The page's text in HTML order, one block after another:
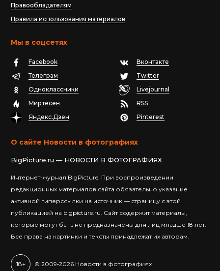
Правообладателям
Правила использования материалов
Мы в соцсетях
Facebook
Вконтакте
Телеграм
Twitter
Одноклассники
Livejournal
Миртесен
RSS
Яндекс.Дзен
Pinterest
О сайте Новости в фотографиях
BigPicture.ru — НОВОСТИ В ФОТОГРАФИЯХ
Интернет-журнал BigPicture. При воспроизведении
редакционных материалов сайта обязательно указание
активной гиперссылки на источник — страницу с этой
публикацией на bigpicture.ru. Сайт содержит материалы,
которые могут быть не предназначены для лиц младше 18 лет.
Все права на картинки и тексты принадлежат их авторам.
18+ © 2009‐2026 Новости в фотографиях